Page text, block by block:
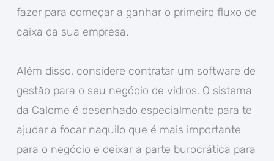
fazer para começar a ganhar o primeiro fluxo de
caixa da sua empresa.
Além disso, considere contratar um software de
gestão para o seu negócio de vidros. O sistema
da Calcme é desenhado especialmente para te
ajudar a focar naquilo que é mais importante
para o negócio e deixar a parte burocrática para